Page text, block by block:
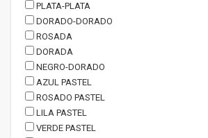
PLATA-PLATA
DORADO-DORADO
ROSADA
DORADA
NEGRO-DORADO
AZUL PASTEL
ROSADO PASTEL
LILA PASTEL
VERDE PASTEL